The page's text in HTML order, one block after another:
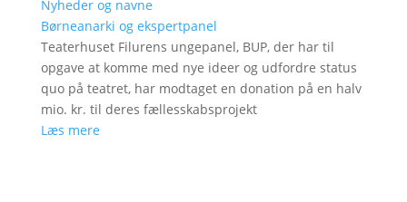
Nyheder og navne
Børneanarki og ekspertpanel
Teaterhuset Filurens ungepanel, BUP, der har til
opgave at komme med nye ideer og udfordre status
quo på teatret, har modtaget en donation på en halv
mio. kr. til deres fællesskabsprojekt
Læs mere